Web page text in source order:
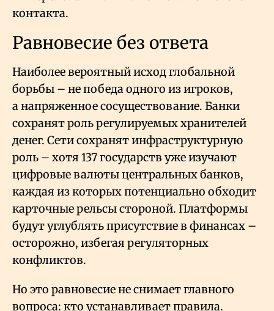
контакта.
Равновесие без ответа
Наиболее вероятный исход глобальной
борьбы – не победа одного из игроков,
а напряженное сосуществование. Банки
сохранят роль регулируемых хранителей
денег. Сети сохранят инфраструктурную
роль – хотя 137 государств уже изучают
цифровые валюты центральных банков,
каждая из которых потенциально обходит
карточные рельсы стороной. Платформы
будут углублять присутствие в финансах –
осторожно, избегая регуляторных
конфликтов.
Но это равновесие не снимает главного
вопроса: кто устанавливает правила.